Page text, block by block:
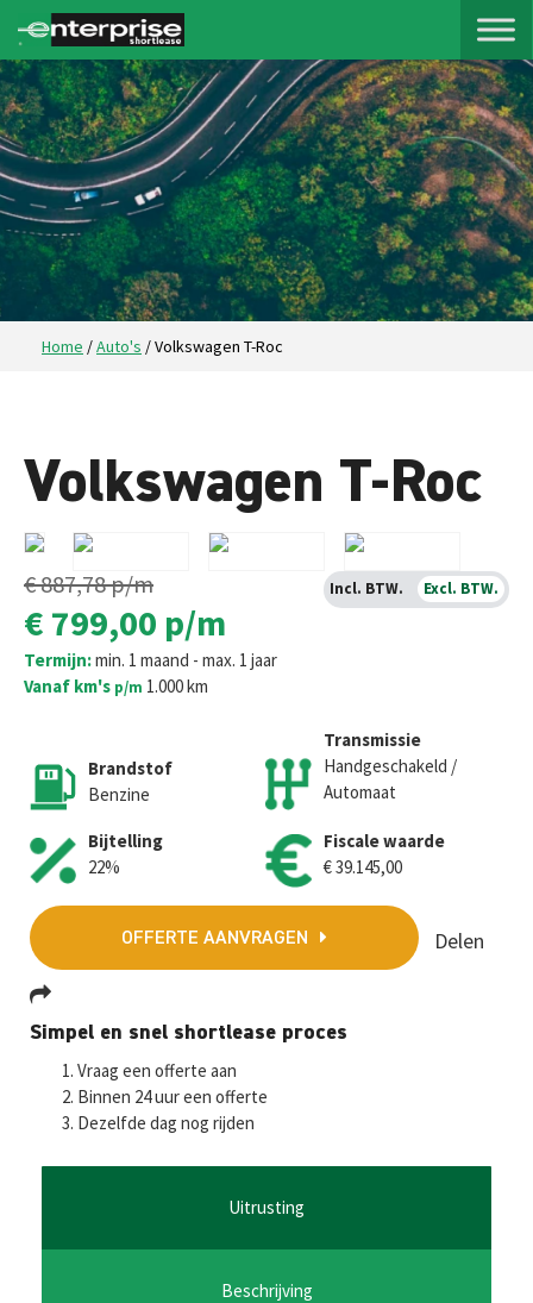
Home /Auto's /Volkswagen T-Roc
Volkswagen T-Roc
€ 887,78p/m
€ 799,00 p/m
Termijn:min. 1 maand - max. 1 jaar
Vanaf km's p/m 1.000 km
Brandstof
Benzine
Bijtelling
22%
Transmissie
Handgeschakeld /
Automaat
Fiscale waarde
€ 39.145,00
OFFERTE AANVRAGEN Delen
Fa
ce
b
o
o
T
wi
tt
er
E
m
ai
l
W
h
at
sA
p
p
M
se
ge
r
Simpel en snel shortlease proces
Vraag een offerte aan
Binnen 24 uur een offerte
Dezelfde dag nog rijden
Incl. BTW. Excl. BTW.
Uitrusting
Beschrijving